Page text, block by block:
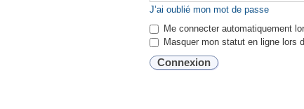
J’ai oublié mon mot de passe
Me connecter automatiquement
Masquer mon statut en ligne lors